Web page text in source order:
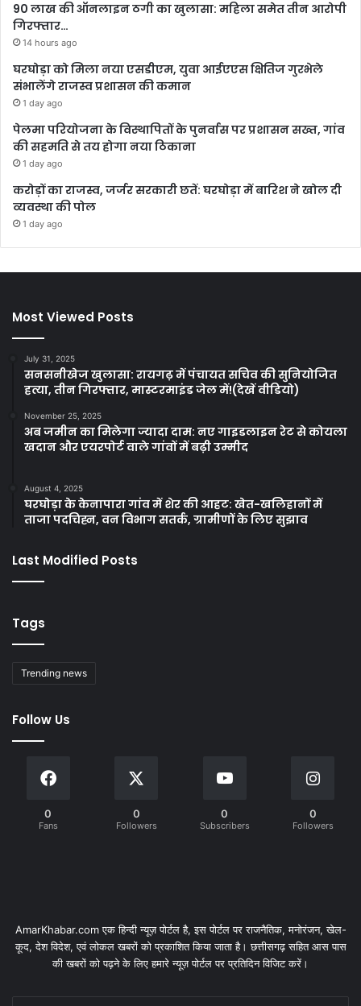
90 लाख की ऑनलाइन ठगी का खुलासा: महिला समेत तीन आरोपी
गिरफ्तार…
14 hours ago
घरघोड़ा को मिला नया एसडीएम, युवा आईएएस क्षितिज गुरभेले
संभालेंगे राजस्व प्रशासन की कमान
1 day ago
पेलमा परियोजना के विस्थापितों के पुनर्वास पर प्रशासन सख्त, गांव
की सहमति से तय होगा नया ठिकाना
1 day ago
करोड़ों का राजस्व, जर्जर सरकारी छतें: घरघोड़ा में बारिश ने खोल दी
व्यवस्था की पोल
1 day ago
Most Viewed Posts
July 31, 2025
सनसनीखेज खुलासा: रायगढ़ में पंचायत सचिव की सुनियोजित
हत्या, तीन गिरफ्तार, मास्टरमाइंड जेल में!(देखें वीडियो)
November 25, 2025
अब जमीन का मिलेगा ज्यादा दाम: नए गाइडलाइन रेट से कोयला
खदान और एयरपोर्ट वाले गांवों में बढ़ी उम्मीद
August 4, 2025
घरघोड़ा के केनापारा गांव में शेर की आहट: खेत-खलिहानों में
ताजा पदचिह्न, वन विभाग सतर्क, ग्रामीणों के लिए सुझाव
Last Modified Posts
Tags
Trending news
Follow Us
0
Fans
0
Followers
0
Subscribers
0
Followers
AmarKhabar.com एक हिन्दी न्यूज़ पोर्टल है, इस पोर्टल पर राजनैतिक, मनोरंजन, खेल-
कूद, देश विदेश, एवं लोकल खबरों को प्रकाशित किया जाता है। छत्तीसगढ़ सहित आस पास
की खबरों को पढ़ने के लिए हमारे न्यूज़ पोर्टल पर प्रतिदिन विजिट करें।